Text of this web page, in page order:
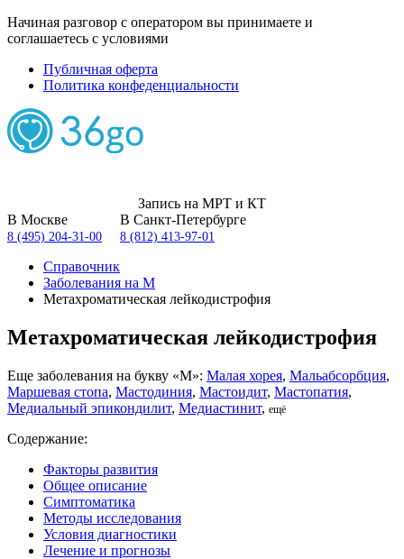
Начиная разговор с оператором вы принимаете и
соглашаетесь с условиями
Публичная оферта
Политика конфеденциальности
Запись на МРТ и КТ
В Москве
8 (495) 204-31-00
В Санкт-Петербурге
8 (812) 413-97-01
Справочник
Заболевания на М
Метахроматическая лейкодистрофия
Метахроматическая лейкодистрофия
Еще заболевания на букву «М»: Малая хорея, Мальабсорбция,
Маршевая стопа, Мастодиния, Мастоидит, Мастопатия,
Медиальный эпикондилит, Медиастинит, ещё
Содержание:
Факторы развития
Общее описание
Симптоматика
Методы исследования
Условия диагностики
Лечение и прогнозы